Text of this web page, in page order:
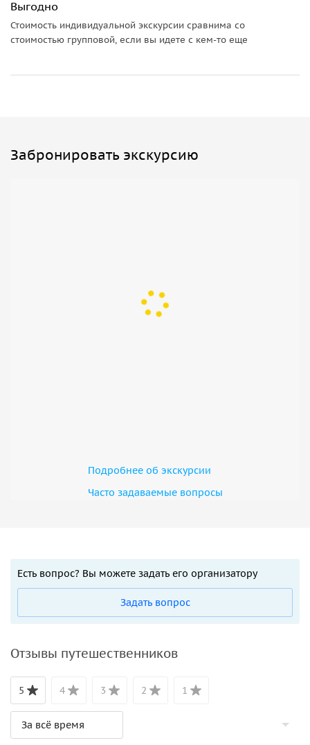
Выгодно
Стоимость индивидуальной экскурсии сравнима со
стоимостью групповой, если вы идете с кем-то еще
Забронировать экскурсию
Подробнее об экскурсии
Часто задаваемые вопросы
Есть вопрос? Вы можете задать его организатору
Задать вопрос
Отзывы путешественников
5 4 3 2 1